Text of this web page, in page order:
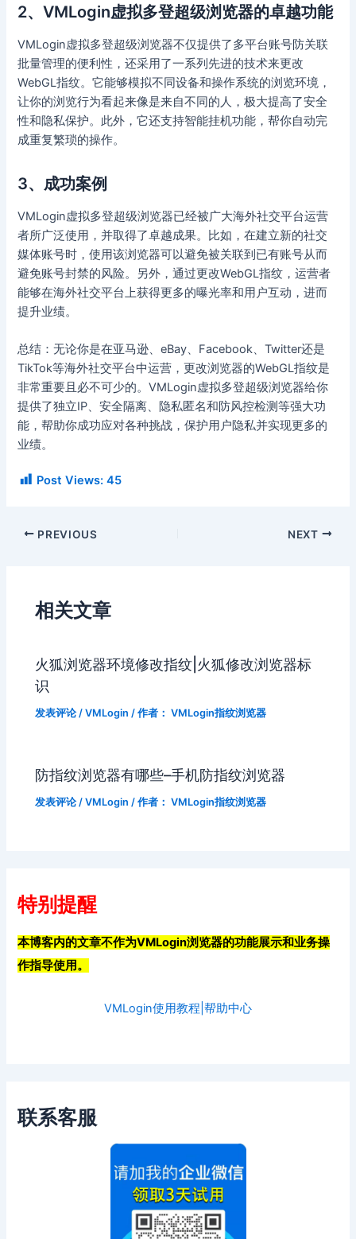
2、VMLogin虚拟多登超级浏览器的卓越功能
VMLogin虚拟多登超级浏览器不仅提供了多平台账号防关联
批量管理的便利性，还采用了一系列先进的技术来更改
WebGL指纹。它能够模拟不同设备和操作系统的浏览环境，
让你的浏览行为看起来像是来自不同的人，极大提高了安全
性和隐私保护。此外，它还支持智能挂机功能，帮你自动完
成重复繁琐的操作。
3、成功案例
VMLogin虚拟多登超级浏览器已经被广大海外社交平台运营
者所广泛使用，并取得了卓越成果。比如，在建立新的社交
媒体账号时，使用该浏览器可以避免被关联到已有账号从而
避免账号封禁的风险。另外，通过更改WebGL指纹，运营者
能够在海外社交平台上获得更多的曝光率和用户互动，进而
提升业绩。
总结：无论你是在亚马逊、eBay、Facebook、Twitter还是
TikTok等海外社交平台中运营，更改浏览器的WebGL指纹是
非常重要且必不可少的。VMLogin虚拟多登超级浏览器给你
提供了独立IP、安全隔离、隐私匿名和防风控检测等强大功
能，帮助你成功应对各种挑战，保护用户隐私并实现更多的
业绩。
Post Views: 45
PREVIOUS NEXT
相关文章
火狐浏览器环境修改指纹|火狐修改浏览器标
识
发表评论 /VMLogin / 作者： VMLogin指纹浏览器
防指纹浏览器有哪些–手机防指纹浏览器
发表评论 /VMLogin / 作者： VMLogin指纹浏览器
特别提醒
本博客内的文章不作为VMLogin浏览器的功能展示和业务操
作指导使用。
VMLogin使用教程|帮助中心
联系客服